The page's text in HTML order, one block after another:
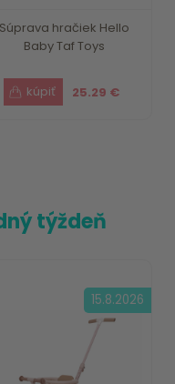
Súprava hračiek Hello
Baby Taf Toys
25.29 €
týždeň
15.8.2026